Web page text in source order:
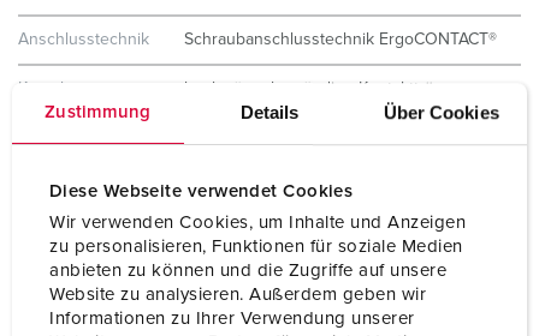
Zustimmung Details Über Cookies
Diese Webseite verwendet Cookies
Wir verwenden Cookies, um Inhalte und Anzeigen
zu personalisieren, Funktionen für soziale Medien
anbieten zu können und die Zugriffe auf unsere
Website zu analysieren. Außerdem geben wir
Informationen zu Ihrer Verwendung unserer
Anschlusstechnik Schraubanschlusstechnik ErgoCONTACT®
Kontakt
hochwärmebeständige Kontaktträger
vernickelte Kontakte
Prüfzeichen
CB Zertifikat
VDE
CQC